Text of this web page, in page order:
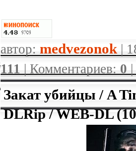
автор: medvezonok |
111| Комментариев:0|
Закат убийцы / A
DLRip / WEB-DL